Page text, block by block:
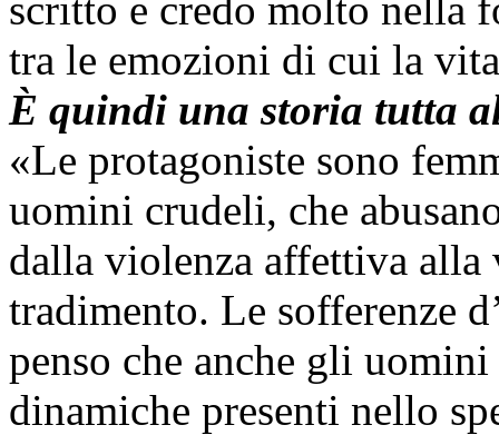
tra le emozioni di cui la
È quindi una storia tutta
«Le protagoniste sono
uomini crudeli, che
dalla violenza affettiva
tradimento. Le sofferenze
penso che anche gli
dinamiche presenti nello